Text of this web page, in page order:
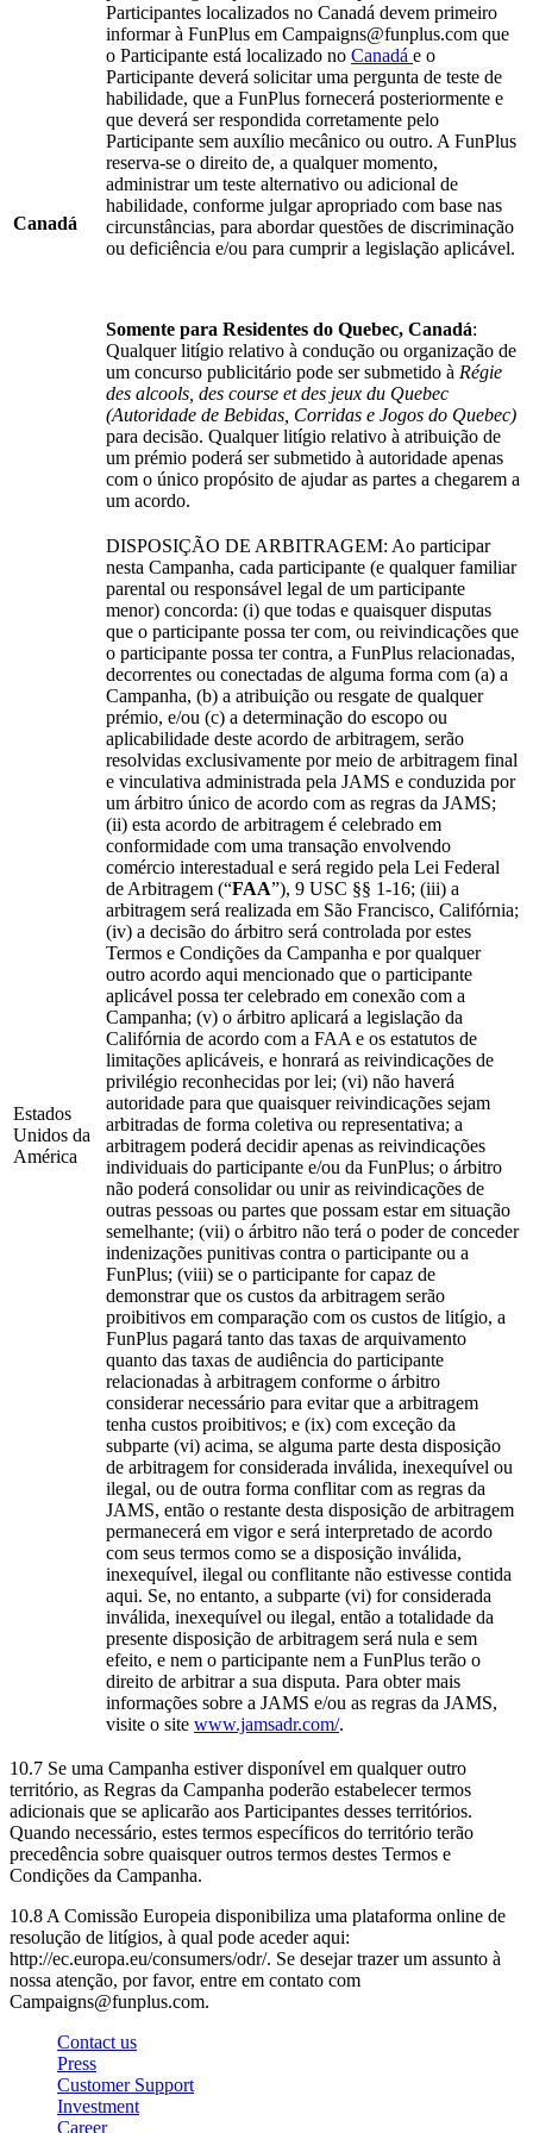
Canadá
Participantes localizados no Canadá devem primeiro
informar à FunPlus em Campaigns@funplus.com que
o Participante está localizado no Canadá e o
Participante deverá solicitar uma pergunta de teste de
habilidade, que a FunPlus fornecerá posteriormente e
que deverá ser respondida corretamente pelo
Participante sem auxílio mecânico ou outro. A FunPlus
reserva-se o direito de, a qualquer momento,
administrar um teste alternativo ou adicional de
habilidade, conforme julgar apropriado com base nas
circunstâncias, para abordar questões de discriminação
ou deficiência e/ou para cumprir a legislação aplicável.
Somente para Residentes do Quebec, Canadá:
Qualquer litígio relativo à condução ou organização de
um concurso publicitário pode ser submetido à Régie
des alcools, des course et des jeux du Quebec
(Autoridade de Bebidas, Corridas e Jogos do Quebec)
para decisão. Qualquer litígio relativo à atribuição de
um prémio poderá ser submetido à autoridade apenas
com o único propósito de ajudar as partes a chegarem a
um acordo.
Estados
Unidos da
América
DISPOSIÇÃO DE ARBITRAGEM: Ao participar
nesta Campanha, cada participante (e qualquer familiar
parental ou responsável legal de um participante
menor) concorda: (i) que todas e quaisquer disputas
que o participante possa ter com, ou reivindicações que
o participante possa ter contra, a FunPlus relacionadas,
decorrentes ou conectadas de alguma forma com (a) a
Campanha, (b) a atribuição ou resgate de qualquer
prémio, e/ou (c) a determinação do escopo ou
aplicabilidade deste acordo de arbitragem, serão
resolvidas exclusivamente por meio de arbitragem final
e vinculativa administrada pela JAMS e conduzida por
um árbitro único de acordo com as regras da JAMS;
(ii) esta acordo de arbitragem é celebrado em
conformidade com uma transação envolvendo
comércio interestadual e será regido pela Lei Federal
de Arbitragem (“FAA”), 9 USC §§ 1-16; (iii) a
arbitragem será realizada em São Francisco, Califórnia;
(iv) a decisão do árbitro será controlada por estes
Termos e Condições da Campanha e por qualquer
outro acordo aqui mencionado que o participante
aplicável possa ter celebrado em conexão com a
Campanha; (v) o árbitro aplicará a legislação da
Califórnia de acordo com a FAA e os estatutos de
limitações aplicáveis, e honrará as reivindicações de
privilégio reconhecidas por lei; (vi) não haverá
autoridade para que quaisquer reivindicações sejam
arbitradas de forma coletiva ou representativa; a
arbitragem poderá decidir apenas as reivindicações
individuais do participante e/ou da FunPlus; o árbitro
não poderá consolidar ou unir as reivindicações de
outras pessoas ou partes que possam estar em situação
semelhante; (vii) o árbitro não terá o poder de conceder
indenizações punitivas contra o participante ou a
FunPlus; (viii) se o participante for capaz de
demonstrar que os custos da arbitragem serão
proibitivos em comparação com os custos de litígio, a
FunPlus pagará tanto das taxas de arquivamento
quanto das taxas de audiência do participante
relacionadas à arbitragem conforme o árbitro
considerar necessário para evitar que a arbitragem
tenha custos proibitivos; e (ix) com exceção da
subparte (vi) acima, se alguma parte desta disposição
de arbitragem for considerada inválida, inexequível ou
ilegal, ou de outra forma conflitar com as regras da
JAMS, então o restante desta disposição de arbitragem
permanecerá em vigor e será interpretado de acordo
com seus termos como se a disposição inválida,
inexequível, ilegal ou conflitante não estivesse contida
aqui. Se, no entanto, a subparte (vi) for considerada
inválida, inexequível ou ilegal, então a totalidade da
presente disposição de arbitragem será nula e sem
efeito, e nem o participante nem a FunPlus terão o
direito de arbitrar a sua disputa. Para obter mais
informações sobre a JAMS e/ou as regras da JAMS,
visite o site www.jamsadr.com/.
10.7 Se uma Campanha estiver disponível em qualquer outro
território, as Regras da Campanha poderão estabelecer termos
adicionais que se aplicarão aos Participantes desses territórios.
Quando necessário, estes termos específicos do território terão
precedência sobre quaisquer outros termos destes Termos e
Condições da Campanha.
10.8 A Comissão Europeia disponibiliza uma plataforma online de
resolução de litígios, à qual pode aceder aqui:
http://ec.europa.eu/consumers/odr/. Se desejar trazer um assunto à
nossa atenção, por favor, entre em contato com
Campaigns@funplus.com.
Contact us
Press
Customer Support
Investment
Career